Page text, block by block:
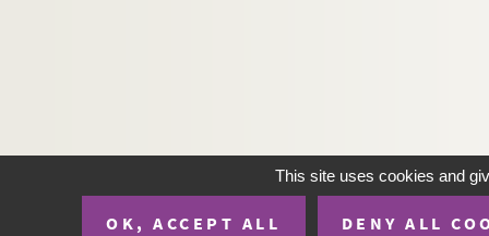
This site uses cookies and
OK, ACCEPT ALL DENY ALL